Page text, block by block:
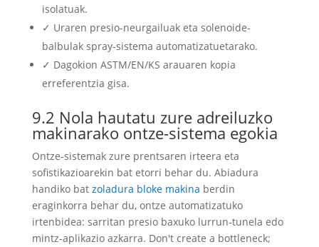
isolatuak.
✓ Uraren presio-neurgailuak eta solenoide-
balbulak spray-sistema automatizatuetarako.
✓ Dagokion ASTM/EN/KS arauaren kopia
erreferentzia gisa.
9.2 Nola hautatu zure adreiluzko
makinarako ontze-sistema egokia
Ontze-sistemak zure prentsaren irteera eta
sofistikazioarekin bat etorri behar du. Abiadura
handiko bat zoladura bloke makina berdin
eraginkorra behar du, ontze automatizatuko
irtenbidea: sarritan presio baxuko lurrun-tunela edo
mintz-aplikazio azkarra. Don't create a bottleneck;